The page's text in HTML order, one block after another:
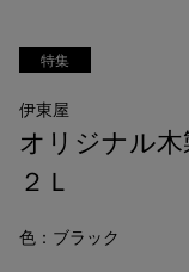
特集
伊東屋
オリジナル
２Ｌ
色 ：ブラック